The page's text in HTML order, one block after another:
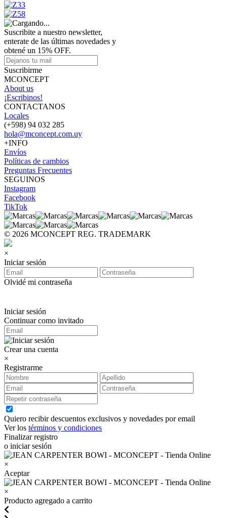
Suscribite a nuestro newsletter,
enterate de las últimas novedades y
obtené un 15% OFF.
Suscribirme
MCONCEPT
About us
¡Escribinos!
CONTACTANOS
Locales
(+598) 94 032 285
hola@mconcept.com.uy
+INFO
Envíos
Políticas de cambios
Preguntas Frecuentes
SEGUINOS
Instagram
Facebook
TikTok
© 2026 MCONCEPT REG. TRADEMARK
×
Iniciar sesión
Olvidé mi contraseña
Iniciar sesión
Continuar como invitado
Crear una cuenta
×
Registrarme
Quiero recibir descuentos exclusivos y novedades por email
Ver los términos y condiciones
Finalizar registro
o iniciar sesión
×
Aceptar
×
Producto agregado a carrito